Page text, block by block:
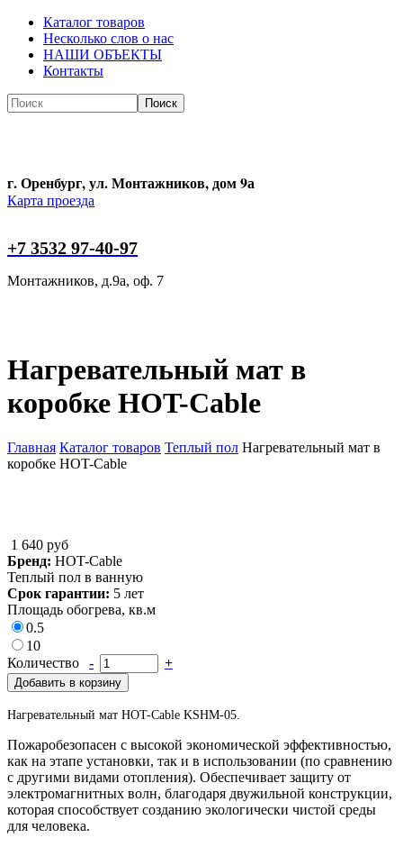
Каталог товаров
Несколько слов о нас
НАШИ ОБЪЕКТЫ
Контакты
Поиск
г. Оренбург, ул. Монтажников, дом 9а
Карта проезда
+7 3532 97-40-97
Монтажников, д.9а, оф. 7
Нагревательный мат в
коробке HOT-Cable
Вы здесь
Главная Каталог товаров Теплый пол Нагревательный мат в
коробке HOT-Cable
1 640 руб
Бренд: HOT-Cable
Теплый пол в ванную
Срок гарантии: 5 лет
Площадь обогрева, кв.м
0.5
10
Количество
- +
Добавить в корзину
Нагревательный мат HOT-Cable KSHM-05.
Пожаробезопасен с высокой экономической эффективностью,
как на этапе установки, так и в использовании (по сравнению
с другими видами отопления). Обеспечивает защиту от
электромагнитных волн, благодаря двужильной конструкции,
которая способствует созданию экологически чистой среды
для человека.